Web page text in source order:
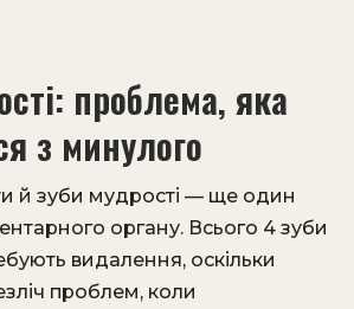
проблема, яка
з минулого
й зуби мудрості — ще один
органу. Всього 4 зуби
видалення, оскільки
проблем, коли